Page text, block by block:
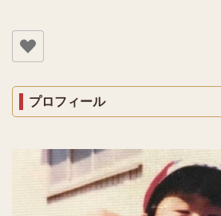
プロフィール